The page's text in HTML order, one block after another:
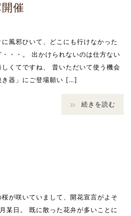
催
風邪ひいて、どこにも行けなかった
・・。 出かけられないのは仕方ない
くてですね、 昔いただいて使う機会
き器」にご登場願い […]
続きを読む
が咲いていまして、開花宣言がよそ
某日。 既に散った花弁が多いことに